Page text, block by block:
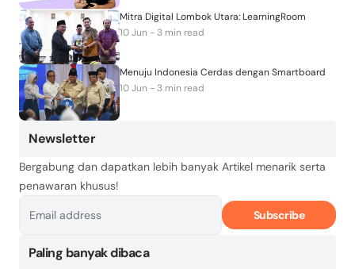
Mitra Digital Lombok Utara: LearningRoom
10 Jun - 3 min read
Menuju Indonesia Cerdas dengan Smartboard
10 Jun - 3 min read
Newsletter
Bergabung dan dapatkan lebih banyak Artikel menarik serta
penawaran khusus!
Subscribe
Paling banyak dibaca